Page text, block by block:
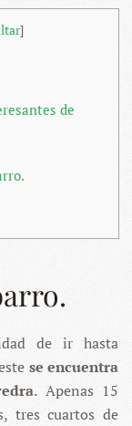
]
de
de ir hasta
se encuentra
. Apenas 15
tres cuartos de